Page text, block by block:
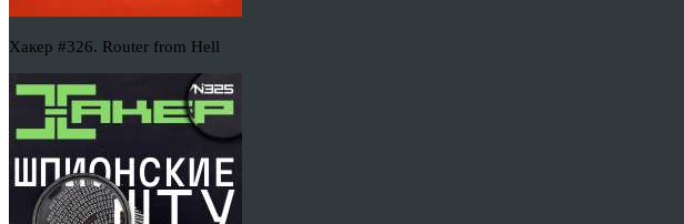
Хакер #326. Router from Hell